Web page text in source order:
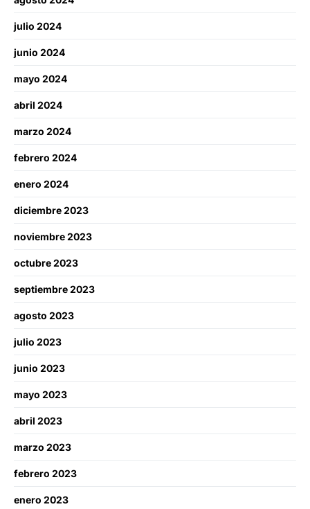
julio 2024
junio 2024
mayo 2024
abril 2024
marzo 2024
febrero 2024
enero 2024
diciembre 2023
noviembre 2023
octubre 2023
septiembre 2023
agosto 2023
julio 2023
junio 2023
mayo 2023
abril 2023
marzo 2023
febrero 2023
enero 2023